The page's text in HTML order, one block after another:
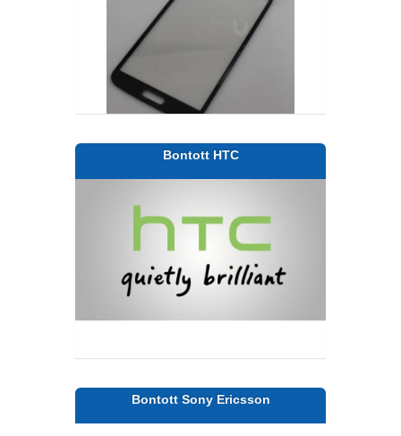
Bontott HTC
Bontott Sony Ericsson